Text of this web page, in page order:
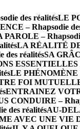
des réalitésLE
– Rhapsodie
–
LA RÉALITÉ
réalitésSA
LE PHÉNOMÈNE
FOI MUTUELLE
ENTRAINEZ
CONDUIRE –
des réalitésAU-
AVEC UNE VIE